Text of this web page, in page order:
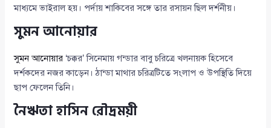
মাধ্যমে ভাইরাল হয়। পর্দায় শাকিবের সঙ্গে তার রসায়ন ছিল দর্শনীয়।
সুমন আনোয়ার
সুমন আনোয়ার ‘চক্কর’ সিনেমায় গন্ডার বাবু চরিত্রে খলনায়ক হিসেবে
দর্শকদের নজর কাড়েন। ঠান্ডা মাথার চরিত্রটিতে সংলাপ ও উপস্থিতি দিয়ে
ছাপ ফেলেন তিনি।
নৈঋতা হাসিন রৌদ্রময়ী